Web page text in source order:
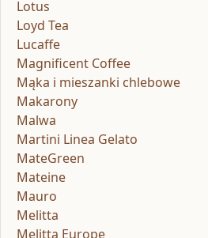
Lotus
Loyd Tea
Lucaffe
Magnificent Coffee
Mąka i mieszanki chlebowe
Makarony
Malwa
Martini Linea Gelato
MateGreen
Mateine
Mauro
Melitta
Melitta Europe